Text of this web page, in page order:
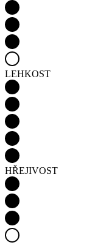
LEHKOST
HŘEJIVOST